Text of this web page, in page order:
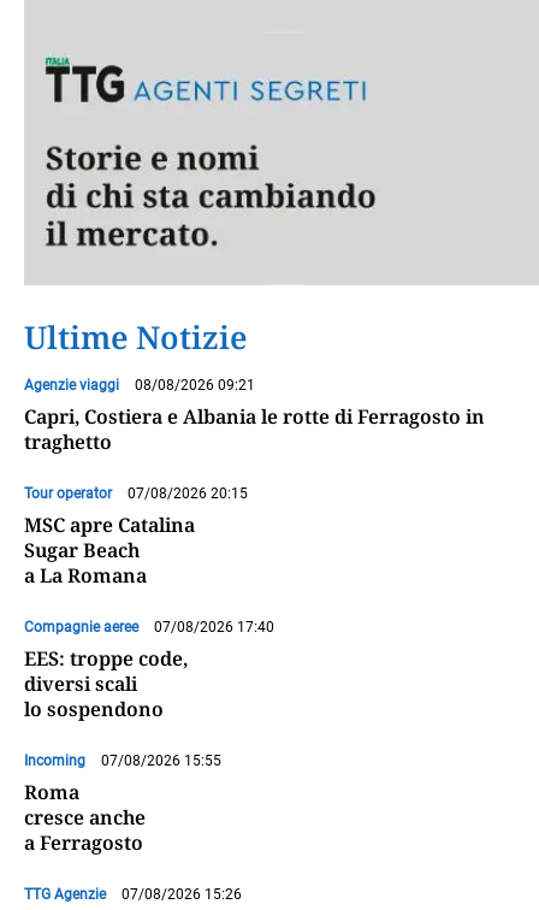
Ultime Notizie
Agenzie viaggi 08/08/2026 09:21
Capri, Costiera e Albania le rotte di Ferragosto in
traghetto
Tour operator 07/08/2026 20:15
MSC apre Catalina
Sugar Beach
a La Romana
Compagnie aeree 07/08/2026 17:40
EES: troppe code,
diversi scali
lo sospendono
Incoming 07/08/2026 15:55
Roma
cresce anche
a Ferragosto
TTG Agenzie 07/08/2026 15:26